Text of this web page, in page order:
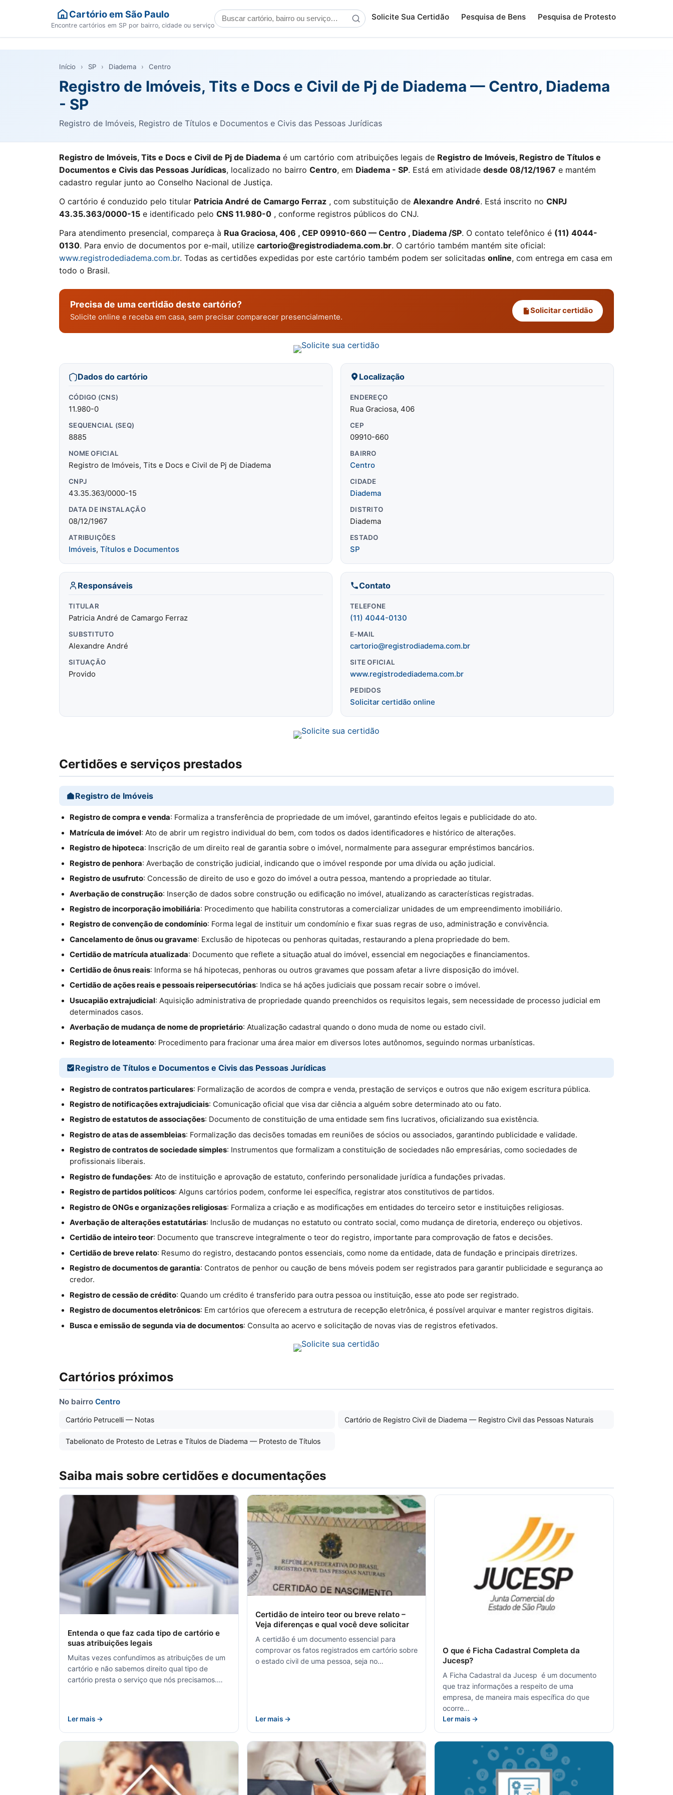
Cartório em São Paulo
Encontre cartórios em SP por bairro, cidade ou serviço
Buscar cartório Solicite Sua Certidão Pesquisa de Bens Pesquisa de Protesto
Início › SP › Diadema › Centro
Registro de Imóveis, Tits e Docs e Civil de Pj de Diadema — Centro, Diadema
- SP
Registro de Imóveis, Registro de Títulos e Documentos e Civis das Pessoas Jurídicas
Registro de Imóveis, Tits e Docs e Civil de Pj de Diadema é um cartório com atribuições legais de Registro de Imóveis, Registro de Títulos e
Documentos e Civis das Pessoas Jurídicas, localizado no bairro Centro, em Diadema - SP. Está em atividade desde 08/12/1967 e mantém
cadastro regular junto ao Conselho Nacional de Justiça.
O cartório é conduzido pelo titular Patricia André de Camargo Ferraz , com substituição de Alexandre André. Está inscrito no CNPJ
43.35.363/0000-15 e identificado pelo CNS 11.980-0 , conforme registros públicos do CNJ.
Para atendimento presencial, compareça à Rua Graciosa, 406 , CEP 09910-660 — Centro , Diadema /SP. O contato telefônico é (11) 4044-
0130. Para envio de documentos por e-mail, utilize cartorio@registrodiadema.com.br. O cartório também mantém site oficial:
www.registrodediadema.com.br. Todas as certidões expedidas por este cartório também podem ser solicitadas online, com entrega em casa em
todo o Brasil.
Precisa de uma certidão deste cartório?
Solicite online e receba em casa, sem precisar comparecer presencialmente.
Solicitar certidão
Dados do cartório
CÓDIGO (CNS)
11.980-0
SEQUENCIAL (SEQ)
8885
NOME OFICIAL
Registro de Imóveis, Tits e Docs e Civil de Pj de Diadema
CNPJ
43.35.363/0000-15
DATA DE INSTALAÇÃO
08/12/1967
ATRIBUIÇÕES
Imóveis, Títulos e Documentos
Localização
ENDEREÇO
Rua Graciosa, 406
CEP
09910-660
BAIRRO
Centro
CIDADE
Diadema
DISTRITO
Diadema
ESTADO
SP
Responsáveis
TITULAR
Patricia André de Camargo Ferraz
SUBSTITUTO
Alexandre André
SITUAÇÃO
Provido
Contato
TELEFONE
(11) 4044-0130
E-MAIL
cartorio@registrodiadema.com.br
SITE OFICIAL
www.registrodediadema.com.br
PEDIDOS
Solicitar certidão online
Certidões e serviços prestados
Registro de Imóveis
Registro de compra e venda: Formaliza a transferência de propriedade de um imóvel, garantindo efeitos legais e publicidade do ato.
Matrícula de imóvel: Ato de abrir um registro individual do bem, com todos os dados identificadores e histórico de alterações.
Registro de hipoteca: Inscrição de um direito real de garantia sobre o imóvel, normalmente para assegurar empréstimos bancários.
Registro de penhora: Averbação de constrição judicial, indicando que o imóvel responde por uma dívida ou ação judicial.
Registro de usufruto: Concessão de direito de uso e gozo do imóvel a outra pessoa, mantendo a propriedade ao titular.
Averbação de construção: Inserção de dados sobre construção ou edificação no imóvel, atualizando as características registradas.
Registro de incorporação imobiliária: Procedimento que habilita construtoras a comercializar unidades de um empreendimento imobiliário.
Registro de convenção de condomínio: Forma legal de instituir um condomínio e fixar suas regras de uso, administração e convivência.
Cancelamento de ônus ou gravame: Exclusão de hipotecas ou penhoras quitadas, restaurando a plena propriedade do bem.
Certidão de matrícula atualizada: Documento que reflete a situação atual do imóvel, essencial em negociações e financiamentos.
Certidão de ônus reais: Informa se há hipotecas, penhoras ou outros gravames que possam afetar a livre disposição do imóvel.
Certidão de ações reais e pessoais reipersecutórias: Indica se há ações judiciais que possam recair sobre o imóvel.
Usucapião extrajudicial: Aquisição administrativa de propriedade quando preenchidos os requisitos legais, sem necessidade de processo judicial em
determinados casos.
Averbação de mudança de nome de proprietário: Atualização cadastral quando o dono muda de nome ou estado civil.
Registro de loteamento: Procedimento para fracionar uma área maior em diversos lotes autônomos, seguindo normas urbanísticas.
Registro de Títulos e Documentos e Civis das Pessoas Jurídicas
Registro de contratos particulares: Formalização de acordos de compra e venda, prestação de serviços e outros que não exigem escritura pública.
Registro de notificações extrajudiciais: Comunicação oficial que visa dar ciência a alguém sobre determinado ato ou fato.
Registro de estatutos de associações: Documento de constituição de uma entidade sem fins lucrativos, oficializando sua existência.
Registro de atas de assembleias: Formalização das decisões tomadas em reuniões de sócios ou associados, garantindo publicidade e validade.
Registro de contratos de sociedade simples: Instrumentos que formalizam a constituição de sociedades não empresárias, como sociedades de
profissionais liberais.
Registro de fundações: Ato de instituição e aprovação de estatuto, conferindo personalidade jurídica a fundações privadas.
Registro de partidos políticos: Alguns cartórios podem, conforme lei específica, registrar atos constitutivos de partidos.
Registro de ONGs e organizações religiosas: Formaliza a criação e as modificações em entidades do terceiro setor e instituições religiosas.
Averbação de alterações estatutárias: Inclusão de mudanças no estatuto ou contrato social, como mudança de diretoria, endereço ou objetivos.
Certidão de inteiro teor: Documento que transcreve integralmente o teor do registro, importante para comprovação de fatos e decisões.
Certidão de breve relato: Resumo do registro, destacando pontos essenciais, como nome da entidade, data de fundação e principais diretrizes.
Registro de documentos de garantia: Contratos de penhor ou caução de bens móveis podem ser registrados para garantir publicidade e segurança ao
credor.
Registro de cessão de crédito: Quando um crédito é transferido para outra pessoa ou instituição, esse ato pode ser registrado.
Registro de documentos eletrônicos: Em cartórios que oferecem a estrutura de recepção eletrônica, é possível arquivar e manter registros digitais.
Busca e emissão de segunda via de documentos: Consulta ao acervo e solicitação de novas vias de registros efetivados.
Cartórios próximos
No bairro Centro
Cartório Petrucelli — Notas Cartório de Registro Civil de Diadema — Registro Civil das Pessoas Naturais
Tabelionato de Protesto de Letras e Títulos de Diadema — Protesto de Títulos
Saiba mais sobre certidões e documentações
Entenda o que faz cada tipo de cartório e
suas atribuições legais
Muitas vezes confundimos as atribuições de um
cartório e não sabemos direito qual tipo de
cartório presta o serviço que nós precisamos.…
Ler mais →
Certidão de inteiro teor ou breve relato –
Veja diferenças e qual você deve solicitar
A certidão é um documento essencial para
comprovar os fatos registrados em cartório sobre
o estado civil de uma pessoa, seja no…
Ler mais →
O que é Ficha Cadastral Completa da
Jucesp?
A Ficha Cadastral da Jucesp é um documento
que traz informações a respeito de uma
empresa, de maneira mais específica do que
ocorre…
Ler mais →